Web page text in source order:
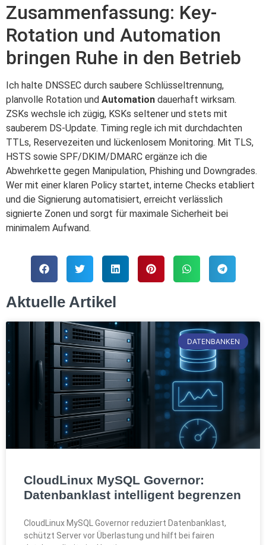
Zusammenfassung: Key-
Rotation und Automation
bringen Ruhe in den Betrieb
Ich halte DNSSEC durch saubere Schlüsseltrennung,
planvolle Rotation und Automation dauerhaft wirksam.
ZSKs wechsle ich zügig, KSKs seltener und stets mit
sauberem DS‑Update. Timing regle ich mit durchdachten
TTLs, Reservezeiten und lückenlosem Monitoring. Mit TLS,
HSTS sowie SPF/DKIM/DMARC ergänze ich die
Abwehrkette gegen Manipulation, Phishing und Downgrades.
Wer mit einer klaren Policy startet, interne Checks etabliert
und die Signierung automatisiert, erreicht verlässlich
signierte Zonen und sorgt für maximale Sicherheit bei
minimalem Aufwand.
Aktuelle Artikel
DATENBANKEN
CloudLinux MySQL Governor:
Datenbanklast intelligent begrenzen
CloudLinux MySQL Governor reduziert Datenbanklast,
schützt Server vor Überlastung und hilft bei fairen